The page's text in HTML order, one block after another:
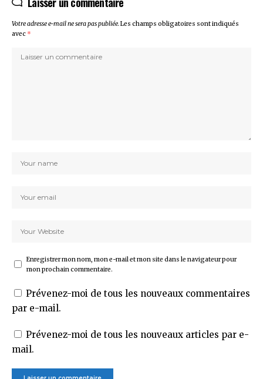
Votre adresse e-mail ne sera pas publiée.Les champs obligatoires sont indiqués
avec *
Enregistrer mon nom, mon e-mail et mon site dans le navigateur pour
mon prochain commentaire.
Prévenez-moi de tous les nouveaux commentaires
par e-mail.
Prévenez-moi de tous les nouveaux articles par e-
mail.